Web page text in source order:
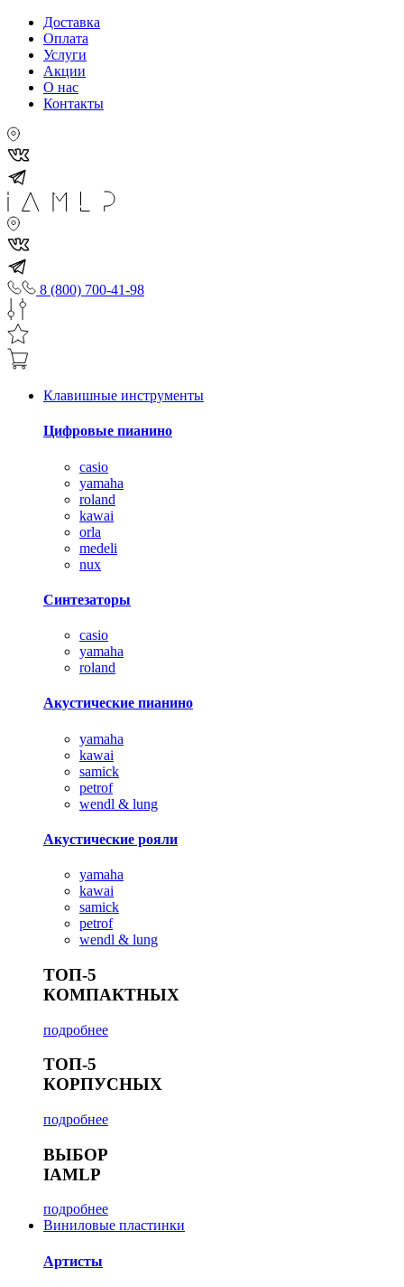
Доставка
Оплата
Услуги
Акции
О нас
Контакты
8 (800) 700-41-98
Клавишные инструменты
Цифровые пианино
casio
yamaha
roland
kawai
orla
medeli
nux
Синтезаторы
casio
yamaha
roland
Акустические пианино
yamaha
kawai
samick
petrof
wendl & lung
Акустические рояли
yamaha
kawai
samick
petrof
wendl & lung
ТОП-5
КОМПАКТНЫХ
подробнее
ТОП-5
КОРПУСНЫХ
подробнее
ВЫБОР
IAMLP
подробнее
Виниловые пластинки
Артисты